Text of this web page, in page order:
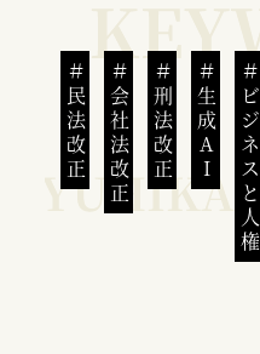
民法改正 会社法改正 刑法改正 生成AI ビジネスと人権